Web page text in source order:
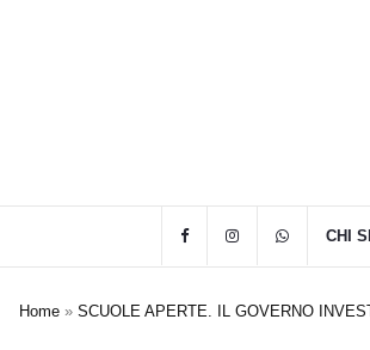
CHI
Home » SCUOLE APERTE. IL GOVERNO